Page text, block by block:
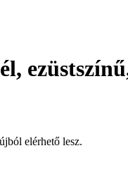
elérhető lesz.